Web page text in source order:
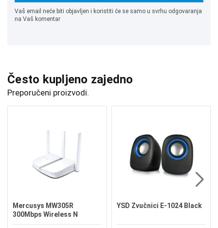
Vaš email neće biti objavljen i koristiti će se samo u svrhu odgovaranja
na Vaš komentar
Često kupljeno zajedno
Preporučeni proizvodi.
Mercusys MW305R
300Mbps Wireless N
Router
YSD Zvučnici E-1024 Black